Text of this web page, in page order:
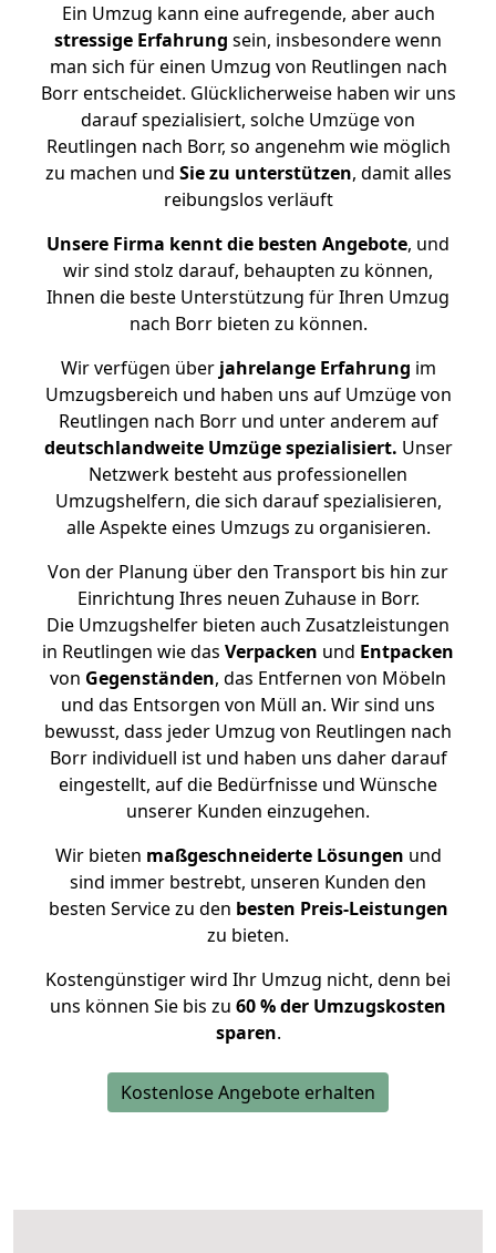
Ein Umzug kann eine aufregende, aber auch
stressige Erfahrung sein, insbesondere wenn
man sich für einen Umzug von Reutlingen nach
Borr entscheidet. Glücklicherweise haben wir uns
darauf spezialisiert, solche Umzüge von
Reutlingen nach Borr, so angenehm wie möglich
zu machen und Sie zu unterstützen, damit alles
reibungslos verläuft
Unsere Firma kennt die besten Angebote, und
wir sind stolz darauf, behaupten zu können,
Ihnen die beste Unterstützung für Ihren Umzug
nach Borr bieten zu können.
Wir verfügen überjahrelange Erfahrung im
Umzugsbereich und haben uns auf Umzüge von
Reutlingen nach Borr und unter anderem auf
deutschlandweite Umzüge spezialisiert. Unser
Netzwerk besteht aus professionellen
Umzugshelfern, die sich darauf spezialisieren,
alle Aspekte eines Umzugs zu organisieren.
Von der Planung über den Transport bis hin zur
Einrichtung Ihres neuen Zuhause in Borr.
Die Umzugshelfer bieten auch Zusatzleistungen
in Reutlingen wie das Verpacken und Entpacken
von Gegenständen, das Entfernen von Möbeln
und das Entsorgen von Müll an. Wir sind uns
bewusst, dass jeder Umzug von Reutlingen nach
Borr individuell ist und haben uns daher darauf
eingestellt, auf die Bedürfnisse und Wünsche
unserer Kunden einzugehen.
Wir bieten maßgeschneiderte Lösungen und
sind immer bestrebt, unseren Kunden den
besten Service zu den besten Preis-Leistungen
zu bieten.
Kostengünstiger wird Ihr Umzug nicht, denn bei
uns können Sie bis zu 60 % der Umzugskosten
sparen.
Kostenlose Angebote erhalten